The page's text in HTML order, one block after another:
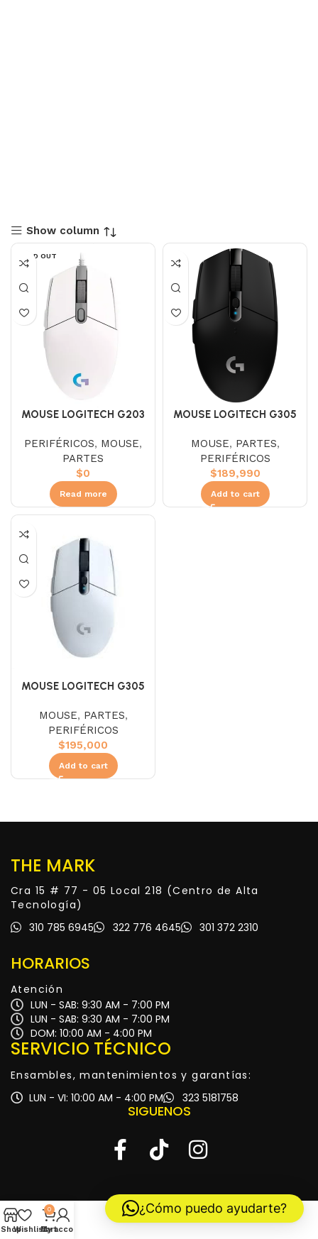
Show column
SOLD OUT
MOUSE LOGITECH G203
8.000DPI
PERIFÉRICOS, MOUSE,
PARTES
$0
Read more
MOUSE LOGITECH G305
BLACK
MOUSE, PARTES,
PERIFÉRICOS
$189,990
Add to cart
MOUSE LOGITECH G305
WHITE
MOUSE, PARTES,
PERIFÉRICOS
$195,000
Add to cart
THE MARK
Cra 15 # 77 - 05 Local 218 (Centro de Alta
Tecnología)
310 785 6945
322 776 4645 301 372 2310
HORARIOS
Atención
LUN - SAB: 9:30 AM - 7:00 PM
LUN - SAB: 9:30 AM - 7:00 PM
DOM: 10:00 AM - 4:00 PM
SERVICIO TÉCNICO
Ensambles, mantenimientos y garantías:
LUN - VI: 10:00 AM - 4:00 PM
323 5181758
SIGUENOS
ShopWishlist
0
Cart
My account
¿Cómo puedo ayudarte?